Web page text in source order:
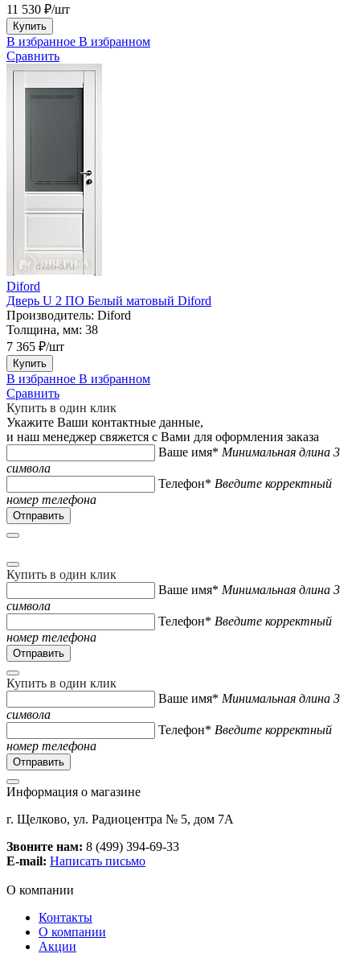
11 530 ₽/шт
Купить
В избранное В избранном
Сравнить
Diford
Дверь U 2 ПО Белый матовый Diford
Производитель: Diford
Толщина, мм: 38
7 365 ₽/шт
Купить
В избранное В избранном
Сравнить
Купить в один клик
Укажите Ваши контактные данные,
и наш менеджер свяжется с Вами для оформления заказа
Ваше имя* Минимальная длина 3
символа
Телефон* Введите корректный
номер телефона
Купить в один клик
Ваше имя* Минимальная длина 3
символа
Телефон* Введите корректный
номер телефона
Купить в один клик
Ваше имя* Минимальная длина 3
символа
Телефон* Введите корректный
номер телефона
Информация о магазине
г. Щелково, ул. Радиоцентра № 5, дом 7А
Звоните нам: 8 (499) 394-69-33
E-mail: Написать письмо
О компании
Контакты
О компании
Акции